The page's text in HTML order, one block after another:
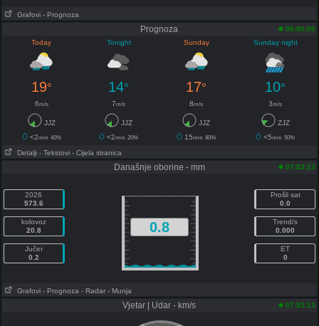
Grafovi - Prognoza
Prognoza
06:00:00
Today
Tonight Sunday Sunday night
19° 14° 17° 10°
6m/s 7m/s 8m/s 3m/s
JJZ JJZ JJZ
ZJZ
<2mm 40% <2mm 20% 15mm 80% <5mm 50%
Detalji - Tekstovi - Cijela stranica
Današnje oborine - mm 07:53:13
2026
573.6
kolovoz
20.8
Jučer
0.2
0.8
Prošli sat
0.0
Trend/s
0.000
ET
0
Grafovi - Prognoza - Radar - Munja
Vjetar | Udar - km/s 07:53:13